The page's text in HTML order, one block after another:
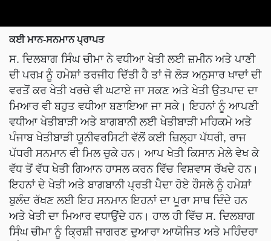
ਕਈ ਮਾਨ-ਸਨਮਾਨ ਪ੍ਰਾਪਤ
ਸ. ਦਿਲਬਾਗ ਸਿੰਘ ਚੀਮਾ ਨੇ ਵਧੀਆ ਖੇਤੀ ਲਈ ਜ਼ਮੀਨ ਅਤੇ ਪਾਣੀ
ਦੀ ਪਰਖ਼ ਨੂੰ ਹਮੇਸ਼ਾਂ ਤਰਜੀਹ ਦਿੱਤੀ ਹੈ ਤਾਂ ਜੋ ਲੋੜ ਅਨੁਸਾਰ ਖਾਦਾਂ ਦੀ
ਵਰਤੋਂ ਕਰ ਖੇਤੀ ਖਰਚੇ ਵੀ ਘਟਾਏ ਜਾ ਸਕਣ ਅਤੇ ਖੇਤੀ ਉਤਪਾਦ ਦਾ
ਮਿਆਰ ਵੀ ਬਹੁਤ ਵਧੀਆ ਬਣਾਇਆ ਜਾ ਸਕੇ। ਇਹਨਾਂ ਨੂੰ ਆਪਣੀ
ਵਧੀਆ ਖੇਤੀਬਾੜੀ ਅਤੇ ਬਾਗਬਾਨੀ ਲਈ ਖੇਤੀਬਾੜੀ ਮਹਿਕਮੇ ਅਤੇ
ਪੰਜਾਬ ਖੇਤੀਬਾੜੀ ਯੂਨੀਵਰਸਿਟੀ ਵੱਲੋਂ ਕਈ ਜ਼ਿਲ੍ਹਾ ਪੱਧਰੀ, ਰਾਜ
ਪੱਧਰੀ ਸਨਮਾਨ ਵੀ ਮਿਲ ਚੁਕੇ ਹਨ। ਆਪ ਖੇਤੀ ਕਿਸਾਨ ਮੇਲੇ ਵੇਖ ਕੇ
ਵੱਧ ਤੋਂ ਵੱਧ ਖੇਤੀ ਗਿਆਨ ਹਾਸਲ ਕਰਨ ਵਿੱਚ ਵਿਸ਼ਵਾਸ ਰੱਖਦੇ ਹਨ।
ਇਹਨਾਂ ਦੇ ਖੇਤੀ ਅਤੇ ਬਾਗਬਾਨੀ ਪ੍ਰਤੀ ਪੈਦਾ ਹੋਏ ਹੌਸਲੇ ਨੂੰ ਹਮੇਸ਼ਾਂ
ਬੁਲੰਦ ਰੱਖਣ ਲਈ ਇਹ ਸਨਮਾਨ ਇਹਨਾਂ ਦਾ ਪੂਰਾ ਸਾਥ ਦਿੰਦੇ ਹਨ
ਅਤੇ ਖੇਤੀ ਦਾ ਮਿਆਰ ਵਧਾਉਂਦੇ ਹਨ। ਹਾਲ ਹੀ ਵਿੱਚ ਸ. ਦਿਲਬਾਗ
ਸਿੰਘ ਚੀਮਾ ਨੂੰ ਕ੍ਰਿਸ਼ੀ ਜਾਗਰਣ ਦੁਆਰਾ ਆਯੋਜਿਤ ਅਤੇ ਮਹਿੰਦਰਾ